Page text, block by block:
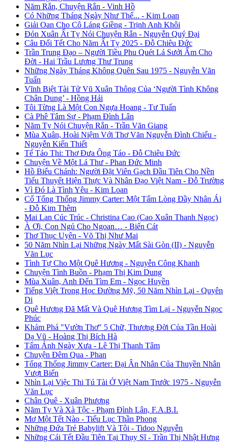
Năm Rắn, Chuyện Rắn - Vinh Hồ
Có Những Tháng Ngày Như Thế... - Kim Loan
Giải Oan Cho Cô Láng Giềng - Trịnh Anh Khôi
Đón Xuân Ất Tỵ Nói Chuyện Rắn - Nguyễn Quý Đại
Câu Đối Tết Cho Năm Ất Tỵ 2025 - Đỗ Chiêu Đức
Trần Trung Đạo – Người Tiều Phu Quét Lá Sưởi Ấm Cho
Đời - Hai Trầu Lương Thư Trung
Những Ngày Tháng Không Quên Sau 1975 - Nguyễn Văn
Tuấn
Vĩnh Biệt Tài Tử Vũ Xuân Thông Của ‘Người Tình Không
Chân Dung’ - Hồng Hải
Tôi Từng Là Một Con Ngựa Hoang - Tư Tuấn
Cà Phê Tâm Sự - Phạm Đình Lân
Năm Tỵ Nói Chuyện Rắn - Trần Văn Giang
Mùa Xuân, Hoài Niệm Với Thơ Văn Nguyễn Đình Chiểu -
Nguyễn Kiến Thiết
Tế Táo Thi: Thơ Đưa Ông Táo - Đỗ Chiêu Đức
Chuyện Về Một Lá Thư - Phan Đức Minh
Hồ Biểu Chánh: Người Đặt Viên Gạch Đầu Tiên Cho Nền
Tiểu Thuyết Hiện Thực Và Nhân Đạo Việt Nam - Đỗ Trường
Vì Đó Là Tình Yêu - Kim Loan
Cố Tổng Thống Jimmy Carter: Một Tấm Lòng Đầy Nhân Ái
- Đỗ Kim Thêm
Mai Lan Cúc Trúc - Christina Cao (Cao Xuân Thanh Ngọc)
À Ơi, Con Ngủ Cho Ngoan… - Biển Cát
Thơ Thục Uyên - Võ Thị Như Mai
50 Năm Nhìn Lại Những Ngày Mất Sài Gòn (II) - Nguyễn
Văn Lục
Tình Tự Cho Một Quê Hương - Nguyễn Công Khanh
Chuyện Tình Buồn - Phạm Thị Kim Dung
Mùa Xuân, Anh Đến Tìm Em - Ngọc Huyền
Tiếng Việt Trong Học Đường Mỹ, 50 Năm Nhìn Lại - Quyên
Di
Quê Hương Đã Mất Và Quê Hương Tìm Lại - Nguyễn Ngọc
Phúc
Khám Phá "Vườn Thơ" 5 Chữ, Thương Đời Của Tần Hoài
Dạ Vũ - Hoàng Thị Bích Hà
Tấm Ảnh Ngày Xưa - Lê Thị Thanh Tâm
Chuyện Đêm Qua - Phan
Tổng Thống Jimmy Carter: Đại Ân Nhân Của Thuyền Nhân
Vượt Biển
Nhìn Lại Việc Thi Tú Tài Ở Việt Nam Trước 1975 - Nguyễn
Văn Lục
Chân Quê - Xuân Phương
Năm Tỵ Và Xà Tộc - Phạm Đình Lân, F.A.B.I.
Mơ Một Tết Nào - Tiểu Lục Thần Phong
Những Đứa Trẻ Babylift Và Tôi - Tidoo Nguyễn
Những Cái Tết Đầu Tiên Tại Thụy Sĩ - Trần Thị Nhật Hưng